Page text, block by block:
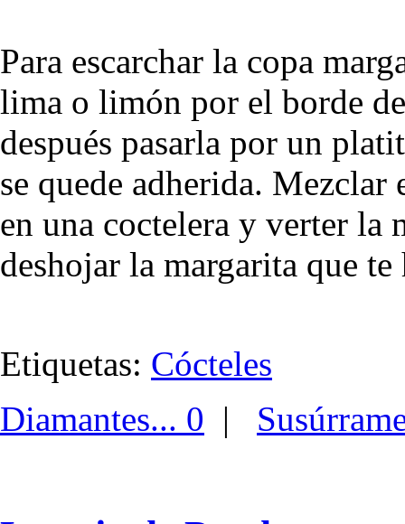
Para escarchar la copa
lima o limón por el borde
después pasarla por un
se quede adherida.
en una coctelera y verter la
deshojar la margarita que
Etiquetas: Cócteles
Diamantes... 0 |